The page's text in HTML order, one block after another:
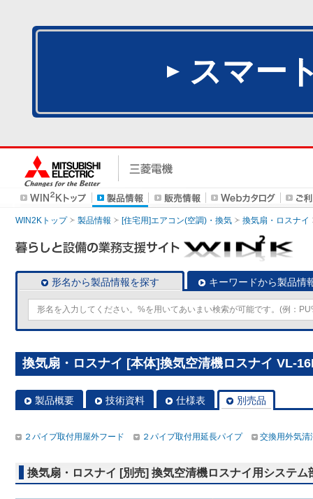
スマー
WIN2Kトップ 製品情報 [住宅用]エアコン(空調)・換気 換気扇・ロスナイ
形名から製品情報を探す キーワードから製品情
換気扇・ロスナイ [本体]換気空清機ロスナイ VL-
製品概要 技術資料 仕様表 別売品
２パイプ取付用屋外フード ２パイプ取付用延長パイプ 交換用外気清
換気扇・ロスナイ [別売] 換気空清機ロスナイ用システ